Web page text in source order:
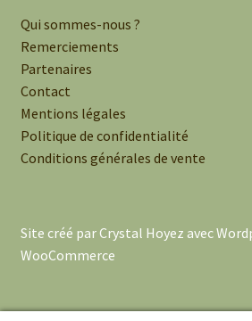
Qui sommes-nous ?
Remerciements
Partenaires
Contact
Mentions légales
Politique de confidentialité
Conditions générales de vente
Site créé par Crystal Hoyez avec
WooCommerce